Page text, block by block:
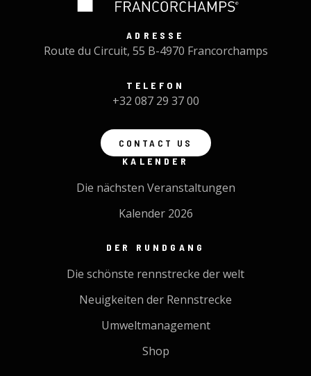
ADRESSE
Route du Circuit, 55 B-4970 Francorchamps
TELEFON
+32 087 29 37 00
CONTACT US
KALENDER
Die nächsten Veranstaltungen
Kalender 2026
DER RUNDGANG
Die schönste rennstrecke der welt
Neuigkeiten der Rennstrecke
Umweltmanagement
Shop